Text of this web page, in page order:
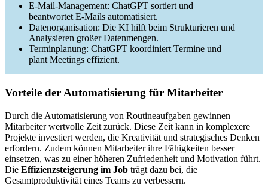
E-Mail-Management: ChatGPT sortiert und
beantwortet E-Mails automatisiert.
Datenorganisation: Die KI hilft beim Strukturieren und
Analysieren großer Datenmengen.
Terminplanung: ChatGPT koordiniert Termine und
plant Meetings effizient.
Vorteile der Automatisierung für Mitarbeiter
Durch die Automatisierung von Routineaufgaben gewinnen
Mitarbeiter wertvolle Zeit zurück. Diese Zeit kann in komplexere
Projekte investiert werden, die Kreativität und strategisches Denken
erfordern. Zudem können Mitarbeiter ihre Fähigkeiten besser
einsetzen, was zu einer höheren Zufriedenheit und Motivation führt.
Die Effizienzsteigerung im Job trägt dazu bei, die
Gesamtproduktivität eines Teams zu verbessern.